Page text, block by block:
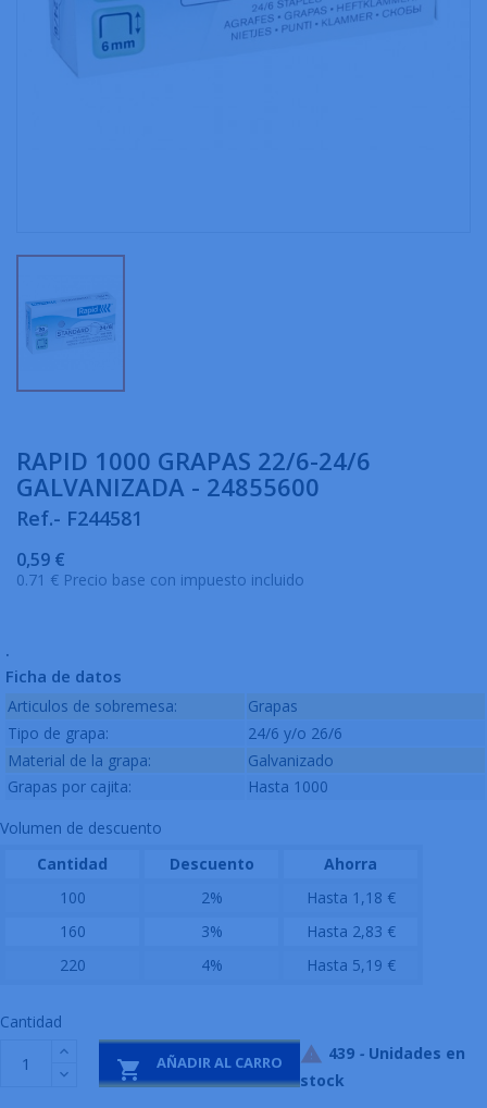
RAPID 1000 GRAPAS 22/6-24/6
GALVANIZADA - 24855600
Ref.- F244581
0,59 €
0.71 € Precio base con impuesto incluido
.
Ficha de datos
Articulos de sobremesa:
Grapas
Tipo de grapa:
24/6 y/o 26/6
Material de la grapa:
Galvanizado
Grapas por cajita:
Hasta 1000
Volumen de descuento
Cantidad
Descuento
Ahorra
100
2%
Hasta 1,18 €
160
3%
Hasta 2,83 €
220
4% Hasta 5,19 €
Cantidad
 AÑADIR AL CARRO  439 - Unidades en
stock